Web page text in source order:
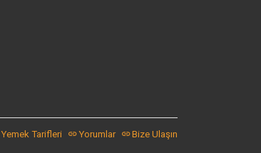
Yemek Tarifleri Yorumlar Bize Ulaşın